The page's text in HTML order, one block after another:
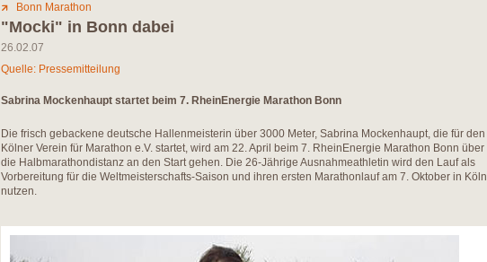
Bonn Marathon
"Mocki" in Bonn dabei
26.02.07
Quelle: Pressemitteilung
Sabrina Mockenhaupt startet beim 7. RheinEnergie Marathon Bonn
Die frisch gebackene deutsche Hallenmeisterin über 3000 Meter, Sabrina Mockenhaupt, die für den
Kölner Verein für Marathon e.V. startet, wird am 22. April beim 7. RheinEnergie Marathon Bonn über
die Halbmarathondistanz an den Start gehen. Die 26-Jährige Ausnahmeathletin wird den Lauf als
Vorbereitung für die Weltmeisterschafts-Saison und ihren ersten Marathonlauf am 7. Oktober in Köln
nutzen.